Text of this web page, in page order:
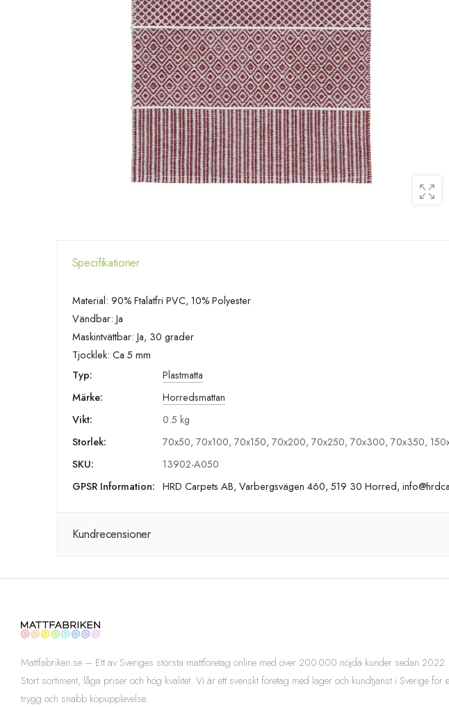
Specifikationer
Material: 90% Ftalatfri PVC, 10% Polyester
Vändbar: Ja
Maskintvättbar: Ja, 30 grader
Tjocklek: Ca 5 mm
Typ:
Plastmatta
Märke:
Horredsmattan
Vikt:
0.5 kg
Storlek:
70x50, 70x100, 70x150, 70x200, 70x250, 70x300, 70x350,
SKU:
13902-A050
GPSR Information: HRD Carpets AB, Varbergsvägen 460, 519 30 Horred,
Kundrecensioner
Mattfabriken.se – Ett av Sveriges största mattföretag online med över 200 000 nöjda kunder sedan 2022.
Stort sortiment, låga priser och hög kvalitet. Vi är ett svenskt företag med lager och kundtjänst i Sverige för
trygg och snabb köpupplevelse.